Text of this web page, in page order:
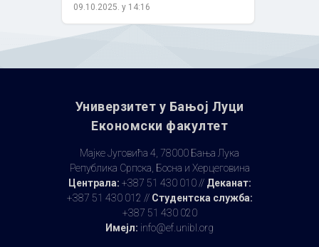
09.10.2025. у 14:16
Универзитет у Бањoj Луци
Економски факултет
Мајке Југовића 4, 78000 Бања Лука
Република Српска, Босна и Херцеговина
Централа: +387 51 430 010 // Деканат:
+387 51 430 012 // Студентска служба:
+387 51 430 020
Имејл: info@ef.unibl.org